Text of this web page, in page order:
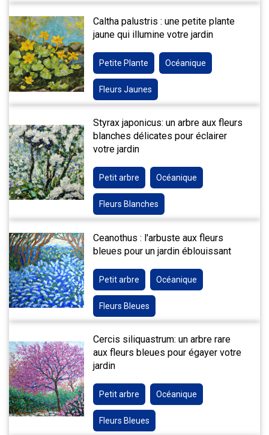
Caltha palustris : une petite plante
jaune qui illumine votre jardin
Petite Plante Océanique
Fleurs Jaunes
Styrax japonicus: un arbre aux fleurs
blanches délicates pour éclairer
votre jardin
Petit arbre Océanique
Fleurs Blanches
Ceanothus : l'arbuste aux fleurs
bleues pour un jardin éblouissant
Petit arbre Océanique
Fleurs Bleues
Cercis siliquastrum: un arbre rare
aux fleurs bleues pour égayer votre
jardin
Petit arbre Océanique
Fleurs Bleues